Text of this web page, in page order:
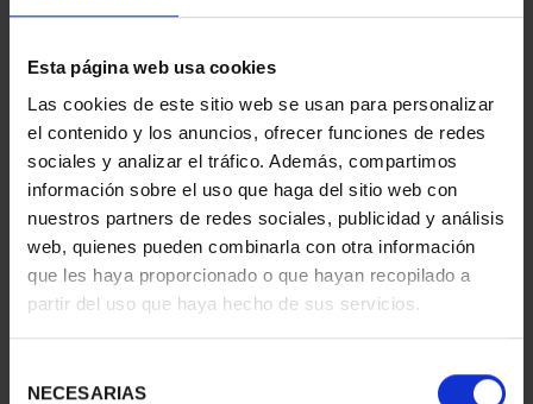
Esta página web usa cookies
Las cookies de este sitio web se usan para personalizar
el contenido y los anuncios, ofrecer funciones de redes
sociales y analizar el tráfico. Además, compartimos
información sobre el uso que haga del sitio web con
nuestros partners de redes sociales, publicidad y análisis
web, quienes pueden combinarla con otra información
que les haya proporcionado o que hayan recopilado a
partir del uso que haya hecho de sus servicios.
NECESARIAS
MARÍA DE MAEZTU
(2023) 8 REALES
140,00 €
MARGARITA SALAS
(2024) 8 REALES
140,00 €